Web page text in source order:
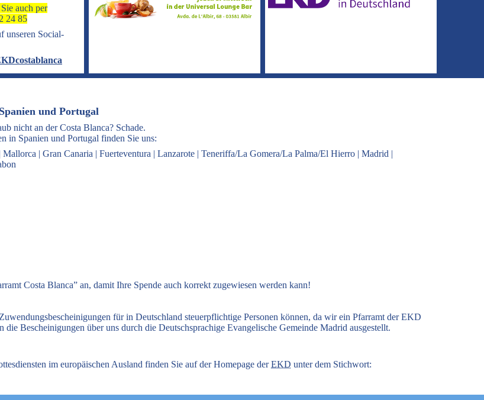
auch per
24 85
unseren Social-
und Portugal
nicht an der Costa Blanca? Schade.
in Spanien und Portugal finden Sie uns:
Mallorca | Gran Canaria | Fuerteventura | Lanzarote | Teneriffa/La Gomera/La Palma/El Hierro | Madrid |
Costa Blanca” an, damit Ihre Spende auch korrekt zugewiesen werden kann!
für in Deutschland steuerpflichtige Personen können, da wir ein Pfarramt der EKD
Bescheinigungen über uns durch die Deutschsprachige Evangelische Gemeinde Madrid ausgestellt.
im europäischen Ausland finden Sie auf der Homepage derEKD unter dem Stichwort: